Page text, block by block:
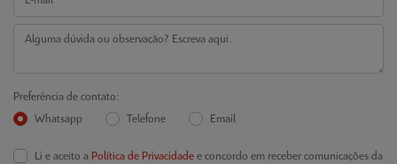
Preferência de contato:
Whatsapp
Telefone Email
Li e aceito a Política de Privacidade e concordo em receber comunicações da